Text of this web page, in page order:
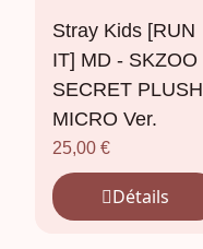
Stray Kids [RUN
IT] MD - SKZOO
SECRET PLUSH
MICRO Ver.
25,00€
Détails